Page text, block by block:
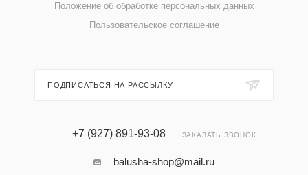
Положение об обработке персональных данных
Пользовательское соглашение
ПОДПИСАТЬСЯ НА РАССЫЛКУ
+7 (927) 891-93-08 ЗАКАЗАТЬ ЗВОНОК
balusha-shop@mail.ru